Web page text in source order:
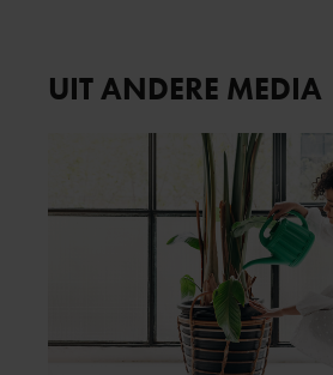
UIT ANDERE MEDIA